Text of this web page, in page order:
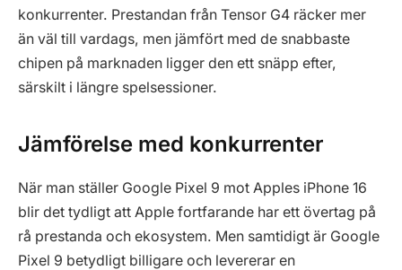
konkurrenter. Prestandan från Tensor G4 räcker mer
än väl till vardags, men jämfört med de snabbaste
chipen på marknaden ligger den ett snäpp efter,
särskilt i längre spelsessioner.
Jämförelse med konkurrenter
När man ställer Google Pixel 9 mot Apples iPhone 16
blir det tydligt att Apple fortfarande har ett övertag på
rå prestanda och ekosystem. Men samtidigt är Google
Pixel 9 betydligt billigare och levererar en